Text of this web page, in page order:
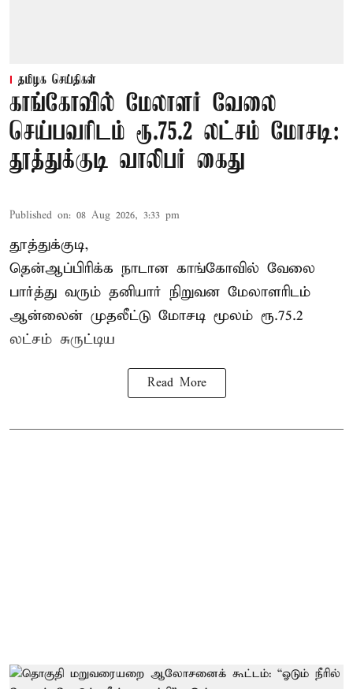
தமிழக செய்திகள்
காங்கோவில் மேலாளர் வேலை
செய்பவரிடம் ரூ.75.2 லட்சம் மோசடி:
தூத்துக்குடி வாலிபர் கைது
Published on: 08 Aug 2026, 3:33 pm
தூத்துக்குடி,
தென்ஆப்பிரிக்க நாடான காங்கோவில் வேலை
பார்த்து வரும் தனியார் நிறுவன மேலாளரிடம்
ஆன்லைன் முதலீட்டு மோசடி மூலம் ரூ.75.2
லட்சம் சுருட்டிய
Read More